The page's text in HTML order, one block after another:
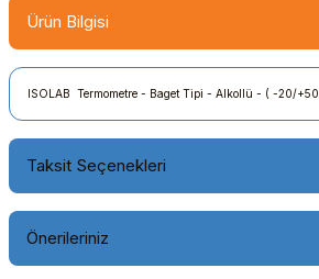
Ürün Bilgisi
ISOLAB Termometre - Baget Tipi - Alkollü - ( -20/
Taksit Seçenekleri
Önerileriniz